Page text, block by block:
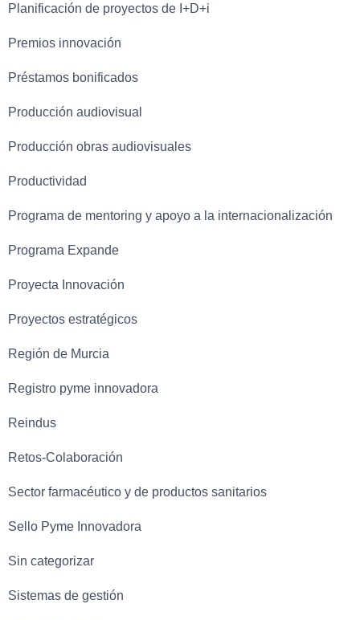
Planificación de proyectos de I+D+i
Premios innovación
Préstamos bonificados
Producción audiovisual
Producción obras audiovisuales
Productividad
Programa de mentoring y apoyo a la internacionalización
Programa Expande
Proyecta Innovación
Proyectos estratégicos
Región de Murcia
Registro pyme innovadora
Reindus
Retos-Colaboración
Sector farmacéutico y de productos sanitarios
Sello Pyme Innovadora
Sin categorizar
Sistemas de gestión